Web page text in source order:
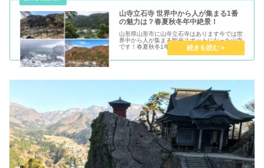
山寺立石寺 世界中から人が集まる1番
の魅力は？春夏秋冬年中絶景！
山形県山形市に山寺立石寺はあります今では世
界中から人が集まる観光スポットになった山寺
です！春夏秋冬1年中山寺に行き倒した自分が
山寺の魅力を簡単に紹介したいと思い...